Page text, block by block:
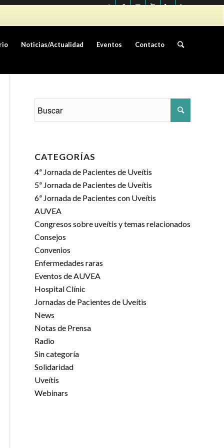
info@asociacionauvea.es
Noticias/Actualidad Eventos Contacto
CATEGORÍAS
4ª Jornada de Pacientes de Uveítis
5ª Jornada de Pacientes de Uveítis
6ª Jornada de Pacientes con Uveítis
AUVEA
Congresos sobre uveítis y temas relacionados
Consejos
Convenios
Enfermedades raras
Eventos de AUVEA
Hospital Clínic
Jornadas de Pacientes de Uveítis
News
Notas de Prensa
Radio
Sin categoría
Solidaridad
Uveítis
Webinars